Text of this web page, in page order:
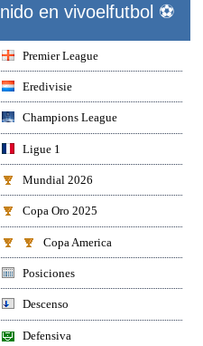
en vivoelfutbol ⚽
Premier League
Eredivisie
Champions League
Ligue 1
Mundial 2026
Copa Oro 2025
Copa America
Posiciones
Descenso
Defensiva